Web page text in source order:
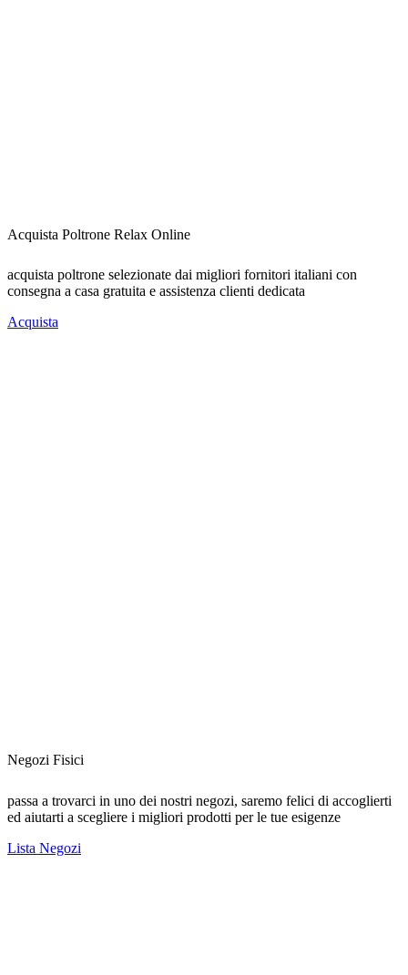
Acquista Poltrone Relax Online
acquista poltrone selezionate dai migliori fornitori italiani con
consegna a casa gratuita e assistenza clienti dedicata
Acquista
Negozi Fisici
passa a trovarci in uno dei nostri negozi, saremo felici di accoglierti
ed aiutarti a scegliere i migliori prodotti per le tue esigenze
Lista Negozi